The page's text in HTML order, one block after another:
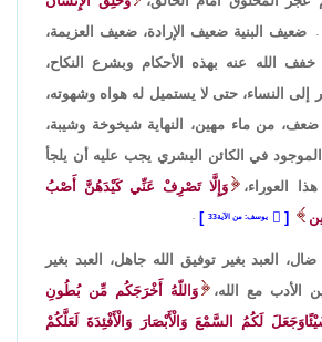
ضعيف البنية ضعيف الإرادة، ضعيف العزيمة،
الله عنه بهذه الأحكام وبشرع النكاح،
إلى النساء، حتى لا يستميل له هواه وشهوته،
من ماء مهين، النهاية شيخوخة وشيبة،
في الكائن البشري يجب عليه أن يلجأ
العوراء،
وَإِلَّا تَصْرِفْ عَنِّي كَيْدَهُنَّ أَصْبُ
يوسف: من الآية33 .
ضال، العبد بغير توفيق الله جاهل، العبد بغير
الأدب مع الله،
وَاللّهُ أَخْرَجَكُم مِّن بُطُونِ
لَكُمُ السَّمْعَ وَالْأَبْصَارَ وَالْأَفْئِدَةَ لَعَلَّكُمْ